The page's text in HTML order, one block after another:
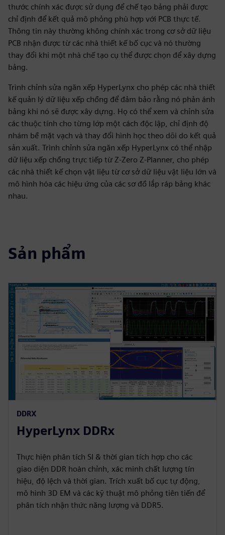
thước chính xác được sử dụng để chế tạo bảng phải được
chỉ định để kết quả mô phỏng phù hợp với PCB thực tế.
Thông tin này thường không chính xác trong cơ sở dữ liệu
PCB nhận được từ các nhà thiết kế bố cục và nó thường
thay đổi khi một nhà chế tạo cụ thể được chọn để xây dựng
bảng.
Trình chỉnh sửa ngăn xếp HyperLynx cho phép các nhà thiết
kế quản lý dữ liệu xếp chồng để đảm bảo rằng nó phản ánh
bảng khi nó sẽ được xây dựng. Họ có thể xem và chỉnh sửa
các thuộc tính cho từng lớp một cách độc lập, chỉ định độ
nhám bề mặt vạch và thay đổi hình học theo dõi do kết quả
sản xuất. Trình chỉnh sửa ngăn xếp HyperLynx có thể nhập
dữ liệu xếp chồng trực tiếp từ Z-Zero Z-Planner, cho phép
các nhà thiết kế chọn vật liệu từ cơ sở dữ liệu vật liệu lớn và
mô hình hóa các hiệu ứng của các sơ đồ lắp ráp bảng khác
nhau.
Sản phẩm
DDRX
HyperLynx DDRx
Thực hiện phân tích SI & thời gian tích hợp cho các
giao diện DDR hoàn chỉnh, xác minh chất lượng tín
hiệu, độ lệch và thời gian. Trích xuất bố cục tự động,
mô hình 3D EM và các kỹ thuật mô phỏng tiên tiến để
phân tích nhận thức năng lượng và DDR5.